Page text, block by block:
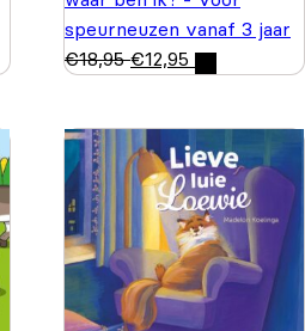
speurneuzen vanaf 3 jaar
€18,95 €12,95